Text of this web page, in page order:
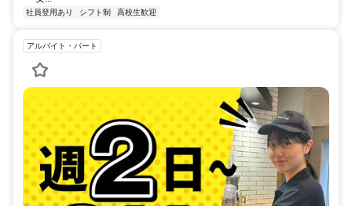
社員登用あり シフト制 高校生歓迎
アルバイト・パート